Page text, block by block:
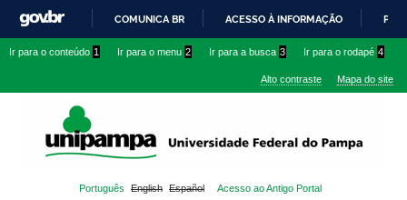
conteúdo
IR
O
COMUNICA BR ACESSO À INFORMAÇÃO
Ir para o conteúdo 1 Ir para o menu 2 Ir para a busca 3 Ir para o rodapé 4
Alto contraste Mapa do site
Português English Español Acesso ao Antigo Portal